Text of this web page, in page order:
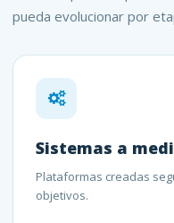
pueda evolucionar por
Sistemas a
Plataformas creadas
objetivos.